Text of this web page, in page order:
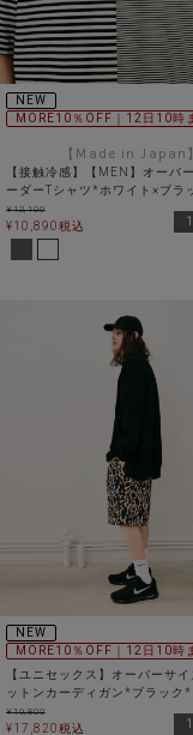
NEW
MORE10％OFF｜12日10時
【Made in Japan】
【接触冷感】【MEN】オーバ
ーダーTシャツ*ホワイト×ブラ
¥12,100
¥10,890税込
NEW
MORE10％OFF｜12日10時
【ユニセックス】オーバーサイ
ットンカーディガン*ブラック*
¥19,800
¥17,820税込